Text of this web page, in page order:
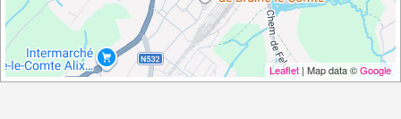
Leaflet | Map data ©Google